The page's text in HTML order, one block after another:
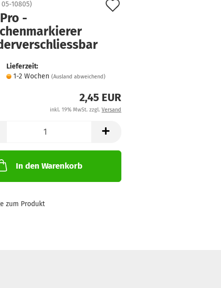
05-10805)
-
Lieferzeit:
1-2 Wochen (Ausland abweichend)
2,45 EUR
inkl. 19% MwSt. zzgl. Versand
In den Warenkorb
zum Produkt